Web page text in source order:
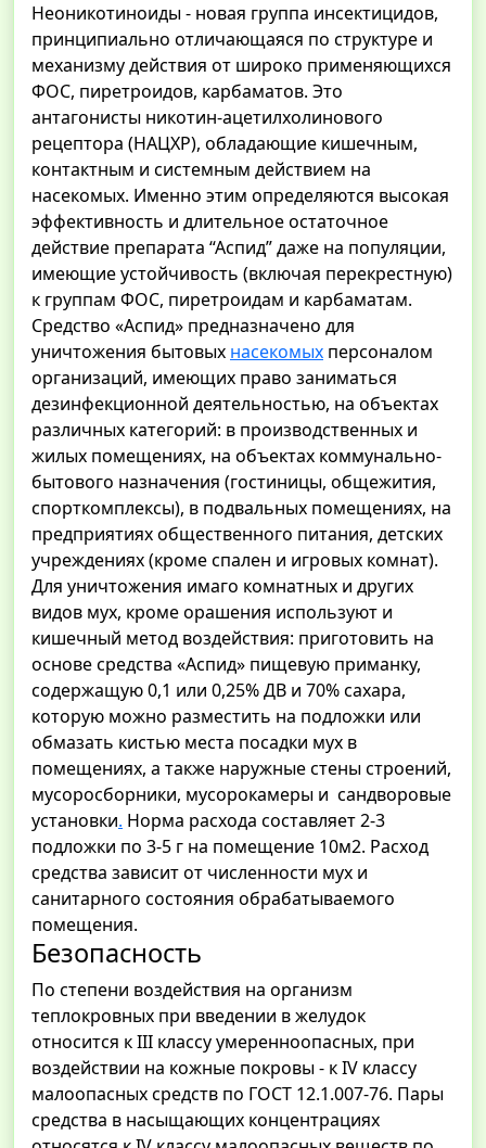
Неоникотиноиды - новая группа инсектицидов,
принципиально отличающаяся по структуре и
механизму действия от широко применяющихся
ФОС, пиретроидов, карбаматов. Это
антагонисты никотин-ацетилхолинового
рецептора (НАЦХР), обладающие кишечным,
контактным и системным действием на
насекомых. Именно этим определяются высокая
эффективность и длительное остаточное
действие препарата “Аспид” даже на популяции,
имеющие устойчивость (включая перекрестную)
к группам ФОС, пиретроидам и карбаматам.
Средство «Аспид» предназначено для
уничтожения бытовых насекомых персоналом
организаций, имеющих право заниматься
дезинфекционной деятельностью, на объектах
различных категорий: в производственных и
жилых помещениях, на объектах коммунально-
бытового назначения (гостиницы, общежития,
спорткомплексы), в подвальных помещениях, на
предприятиях общественного питания, детских
учреждениях (кроме спален и игровых комнат).
Для уничтожения имаго комнатных и других
видов мух, кроме орашения используют и
кишечный метод воздействия: приготовить на
основе средства «Аспид» пищевую приманку,
содержащую 0,1 или 0,25% ДВ и 70% сахара,
которую можно разместить на подложки или
обмазать кистью места посадки мух в
помещениях, а также наружные стены строений,
мусоросборники, мусорокамеры и сандворовые
установки. Норма расхода составляет 2-3
подложки по 3-5 г на помещение 10м2. Расход
средства зависит от численности мух и
санитарного состояния обрабатываемого
помещения.
Безопасность
По степени воздействия на организм
теплокровных при введении в желудок
относится к III классу умеренноопасных, при
воздействии на кожные покровы - к IV классу
малоопасных средств по ГОСТ 12.1.007-76. Пары
средства в насыщающих концентрациях